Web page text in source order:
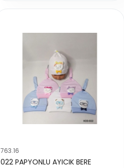
763.16
022 PAPYONLU AYICIK BERE